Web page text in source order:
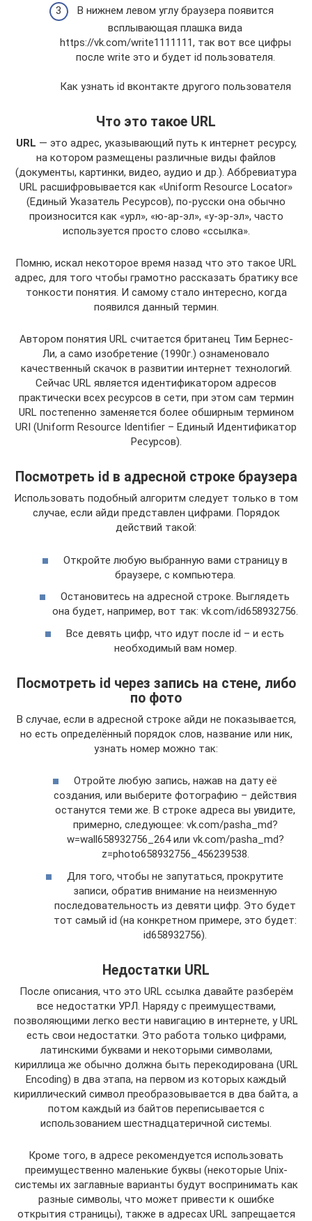
В нижнем левом углу браузера появится
всплывающая плашка вида
https://vk.com/write1111111, так вот все цифры
после write это и будет id пользователя.
Как узнать id вконтакте другого пользователя
Что это такое URL
URL — это адрес, указывающий путь к интернет ресурсу,
на котором размещены различные виды файлов
(документы, картинки, видео, аудио и др.). Аббревиатура
URL расшифровывается как «Uniform Resource Locator»
(Единый Указатель Ресурсов), по-русски она обычно
произносится как «урл», «ю-ар-эл», «у-эр-эл», часто
используется просто слово «ссылка».
Помню, искал некоторое время назад что это такое URL
адрес, для того чтобы грамотно рассказать братику все
тонкости понятия. И самому стало интересно, когда
появился данный термин.
Автором понятия URL считается британец Тим Бернес-
Ли, а само изобретение (1990г.) ознаменовало
качественный скачок в развитии интернет технологий.
Сейчас URL является идентификатором адресов
практически всех ресурсов в сети, при этом сам термин
URL постепенно заменяется более обширным термином
URI (Uniform Resource Identifier – Единый Идентификатор
Ресурсов).
Посмотреть id в адресной строке браузера
Использовать подобный алгоритм следует только в том
случае, если айди представлен цифрами. Порядок
действий такой:
Откройте любую выбранную вами страницу в
браузере, с компьютера.
Остановитесь на адресной строке. Выглядеть
она будет, например, вот так: vk.com/id658932756.
Все девять цифр, что идут после id – и есть
необходимый вам номер.
Посмотреть id через запись на стене, либо
по фото
В случае, если в адресной строке айди не показывается,
но есть определённый порядок слов, название или ник,
узнать номер можно так:
Отройте любую запись, нажав на дату её
создания, или выберите фотографию – действия
останутся теми же. В строке адреса вы увидите,
примерно, следующее: vk.com/pasha_md?
w=wall658932756_264 или vk.com/pasha_md?
z=photo658932756_456239538.
Для того, чтобы не запутаться, прокрутите
записи, обратив внимание на неизменную
последовательность из девяти цифр. Это будет
тот самый id (на конкретном примере, это будет:
id658932756).
Недостатки URL
После описания, что это URL ссылка давайте разберём
все недостатки УРЛ. Наряду с преимуществами,
позволяющими легко вести навигацию в интернете, у URL
есть свои недостатки. Это работа только цифрами,
латинскими буквами и некоторыми символами,
кириллица же обычно должна быть перекодирована (URL
Encoding) в два этапа, на первом из которых каждый
кириллический символ преобразовывается в два байта, а
потом каждый из байтов переписывается с
использованием шестнадцатеричной системы.
Кроме того, в адресе рекомендуется использовать
преимущественно маленькие буквы (некоторые Unix-
системы их заглавные варианты будут воспринимать как
разные символы, что может привести к ошибке
открытия страницы), также в адресах URL запрещается